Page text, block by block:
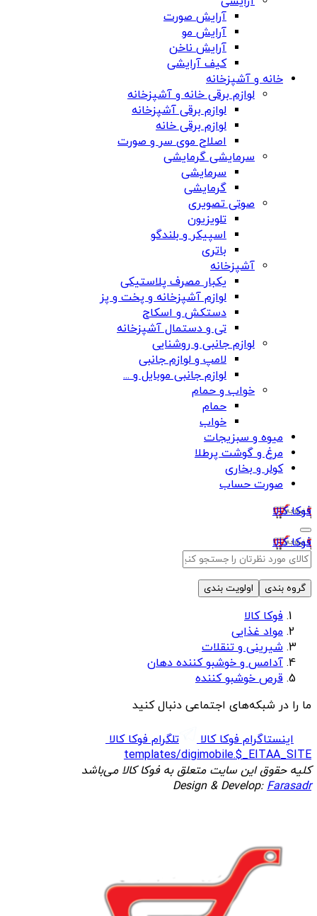
آرایش صورت
آرایش مو
آرایش ناخن
کیف آرایشی
خانه و آشپزخانه
لوازم برقی خانه و آشپزخانه
لوازم برقی آشپزخانه
لوازم برقی خانه
اصلاح موی سر و صورت
سرمایشی گرمایشی
سرمایشی
گرمایشی
صوتی تصویری
تلویزیون
اسپیکر و بلندگو
باتری
آشپزخانه
یکبار مصرف پلاستیکی
لوازم آشپزخانه و پخت و پز
دستکش و اسکاج
تی و دستمال آشپزخانه
لوازم جانبی و روشنایی
لامپ و لوازم جانبی
لوازم جانبی موبایل و ...
خواب و حمام
حمام
خواب
میوه و سبزیجات
مرغ و گوشت پرطلا
کولر و بخاری
صورت حساب
فوکا کالا
فوکا کالا
گروه بندی اولویت بندی
فوکا کالا
مواد غذایی
شیرینی و تنقلات
آدامس و خوشبو کننده دهان
قرص خوشبو کننده
ما را در شبکه‌های اجتماعی دنبال کنید
اینستاگرام فوکا کالا
تلگرام فوکا کالا
templates/digimobile.$_EITAA_SITE
کلیه حقوق این سایت متعلق به فوکا کالا می‌باشد
Design & Develop:Farasadr